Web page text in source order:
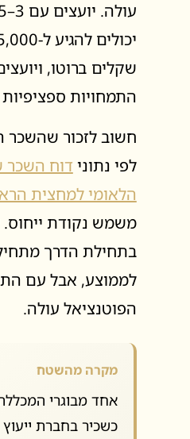
שקלים ברוטו,
התמחויות
חשוב לזכור
לפי נתוני דוח השכר
הלאומי למחצית
משמש נקודת ייחוס.
בתחילת הדרך
לממוצע, אבל עם
הפוטנציאל עולה.
מקרה מהשטח
אחד מבוגרי
כשכיר בחברת